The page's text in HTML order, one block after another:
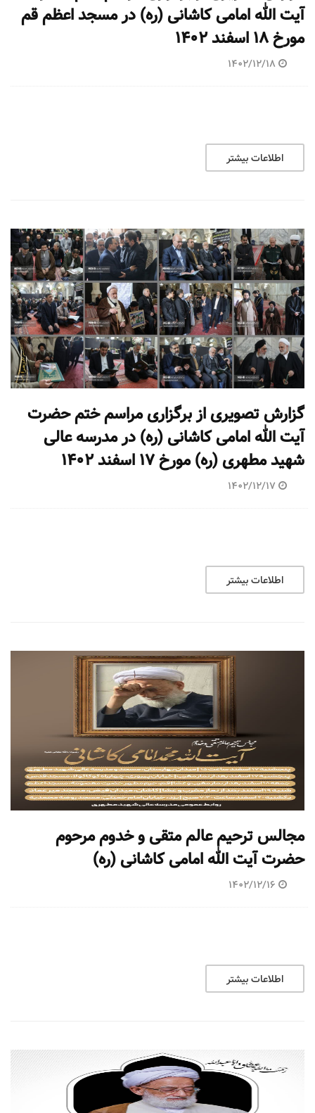
آیت الله امامی کاشانی (ره) در مسجد اعظم قم
مورخ ۱۸ اسفند ۱۴۰۲
1402/12/18
اطلاعات بیشتر
گزارش تصویری از برگزاری مراسم ختم حضرت
آیت الله امامی کاشانی (ره) در مدرسه عالی
شهید مطهری (ره) مورخ ۱۷ اسفند ۱۴۰۲
1402/12/17
اطلاعات بیشتر
مجالس ترحیم عالم متقی و خدوم مرحوم
حضرت آیت الله امامی کاشانی (ره)
1402/12/16
اطلاعات بیشتر